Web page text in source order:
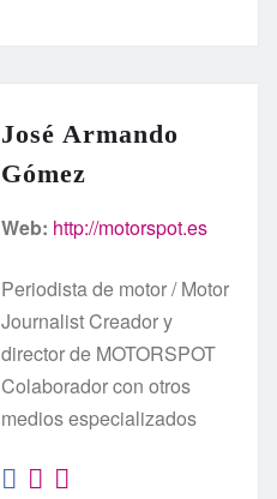
José Armando
Gómez
Web: http://motorspot.es
Periodista de motor / Motor
Journalist Creador y
director de MOTORSPOT
Colaborador con otros
medios especializados